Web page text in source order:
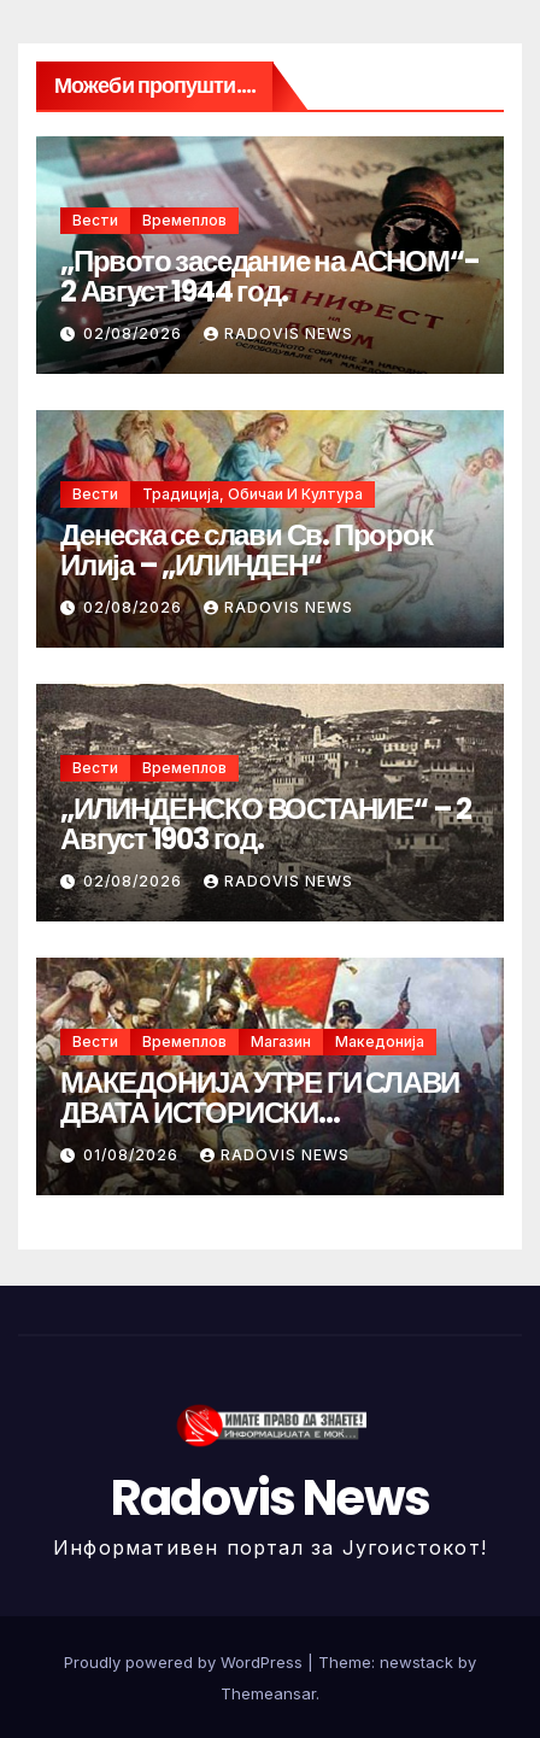
Можеби пропушти....
Вести Времеплов
„Првото заседание на АСНОМ“-
2 Август 1944 год.
02/08/2026 RADOVIS NEWS
Вести Традиција, Обичаи И Култура
Денеска се слави Св. Пророк
Илија – „ИЛИНДЕН“
02/08/2026 RADOVIS NEWS
Вести Времеплов
„ИЛИНДЕНСКО ВОСТАНИЕ“ – 2
Август 1903 год.
02/08/2026 RADOVIS NEWS
Вести Времеплов Магазин Македонија
МАКЕДОНИЈА УТРЕ ГИ СЛАВИ
ДВАТА ИСТОРИСКИ
ИЛИНДЕНА!
01/08/2026 RADOVIS NEWS
Radovis News
Информативен портал за Југоистокот!
Proudly powered by WordPress
Theme: newstack by
Themeansar.